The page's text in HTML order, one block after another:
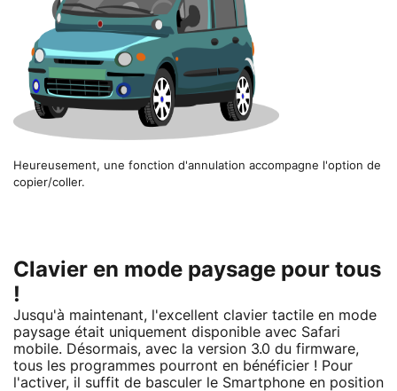
Heureusement, une fonction d'annulation accompagne l'option de
copier/coller.
Clavier en mode paysage pour tous
!
Jusqu'à maintenant, l'excellent clavier tactile en mode
paysage était uniquement disponible avec Safari
mobile. Désormais, avec la version 3.0 du firmware,
tous les programmes pourront en bénéficier ! Pour
l'activer, il suffit de basculer le Smartphone en position